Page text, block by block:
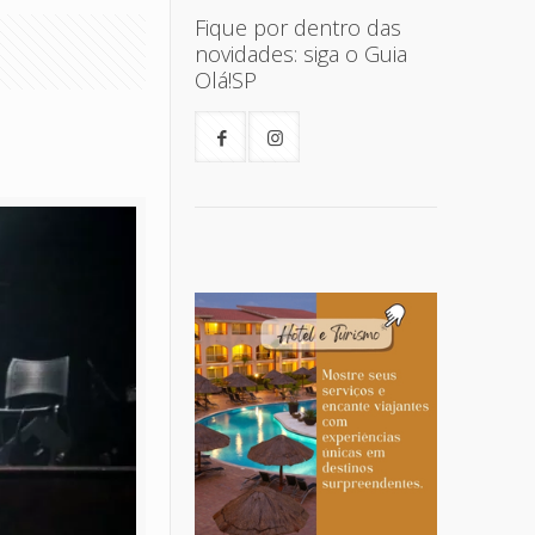
Fique por dentro das
novidades: siga o Guia
Olá!SP